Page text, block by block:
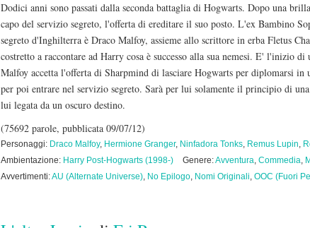
Dodici anni sono passati dalla seconda battaglia di Hogwarts. Dopo una
capo del servizio segreto, l'offerta di ereditare il suo posto. L'ex Bambino
segreto d'Inghilterra è Draco Malfoy, assieme allo scrittore in erba Fletus
costretto a raccontare ad Harry cosa è successo alla sua nemesi. E' l'inizio
Malfoy accetta l'offerta di Sharpmind di lasciare Hogwarts per diplomarsi in
per poi entrare nel servizio segreto. Sarà per lui solamente il principio di
lui legata da un oscuro destino.
(75692 parole, pubblicata 09/07/12)
Personaggi: Draco Malfoy, Hermione Granger, Ninfadora Tonks, Remus Lupin,
Ambientazione: Harry Post-Hogwarts (1998-) Genere:Avventura, Commedia,
Avvertimenti:AU (Alternate Universe), No Epilogo, Nomi Originali, OOC (Fuori